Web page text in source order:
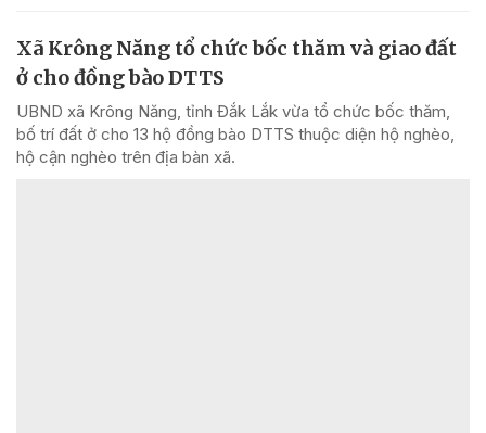
Xã Krông Năng tổ chức bốc thăm và giao đất
ở cho đồng bào DTTS
UBND xã Krông Năng, tỉnh Đắk Lắk vừa tổ chức bốc thăm,
bố trí đất ở cho 13 hộ đồng bào DTTS thuộc diện hộ nghèo,
hộ cận nghèo trên địa bàn xã.